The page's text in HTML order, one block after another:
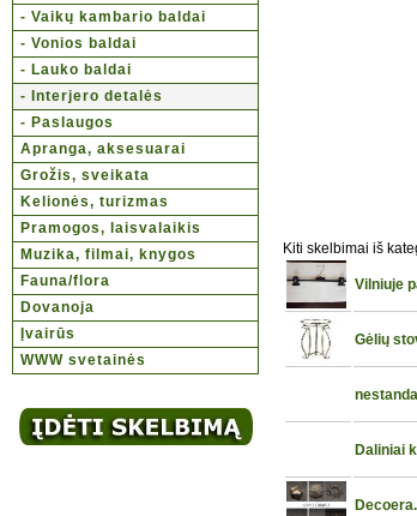
- Vaikų kambario baldai
- Vonios baldai
- Lauko baldai
- Interjero detalės
- Paslaugos
Apranga, aksesuarai
Grožis, sveikata
Kelionės, turizmas
Pramogos, laisvalaikis
Muzika, filmai, knygos
Fauna/flora
Dovanoja
Įvairūs
WWW svetainės
Kiti skelbimai iš
Vilniuje
Gėlių
Daliniai